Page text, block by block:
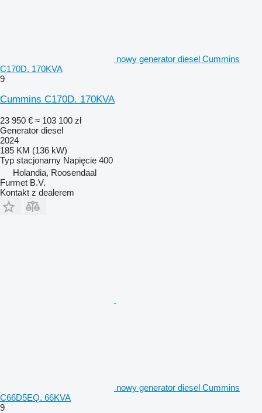
nowy generator diesel Cummins
C170D. 170KVA
9
Cummins C170D. 170KVA
23 950 € ≈ 103 100 zł
Generator diesel
2024
185 KM (136 kW)
Typ stacjonarny Napięcie 400
Holandia, Roosendaal
Furmet B.V.
Kontakt z dealerem
nowy generator diesel Cummins
C66D5EQ. 66KVA
9